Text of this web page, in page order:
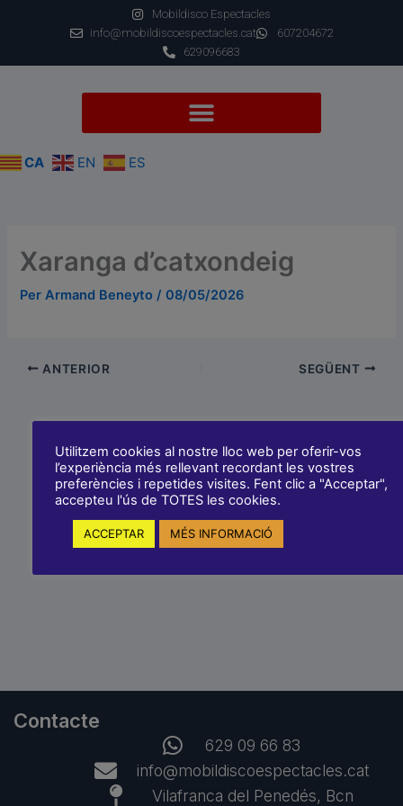
Mobildisco Espectacles
info@mobildiscoespectacles.cat
607204672
629096683
CA EN ES
Xaranga d’catxondeig
Per Armand Beneyto/08/05/2026
ANTERIOR SEGÜENT
Contacte
629 09 66 83
info@mobildiscoespectacles.cat
Vilafranca del Penedés, Bcn
Utilitzem cookies al nostre lloc web per oferir-vos
l’experiència més rellevant recordant les vostres
preferències i repetides visites. Fent clic a "Acceptar",
accepteu l'ús de TOTES les cookies.
ACCEPTAR MÉS INFORMACIÓ